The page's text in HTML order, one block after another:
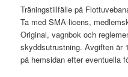
Träningstillfälle på
Ta med SMA-licens,
Original, vagnbok och
skyddsutrustning. Avgiften är
på hemsidan efter eventuella